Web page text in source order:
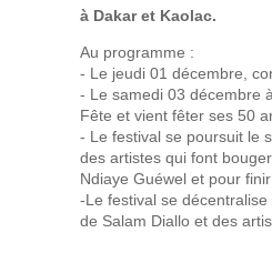
à Dakar et Kaolac.
Au programme :
- Le jeudi 01 décembre,
- Le samedi 03 décembre
Fête et vient fêter ses 50
- Le festival se poursuit le
des artistes qui font
Ndiaye Guéwel et pour
-Le festival se
de Salam Diallo et des